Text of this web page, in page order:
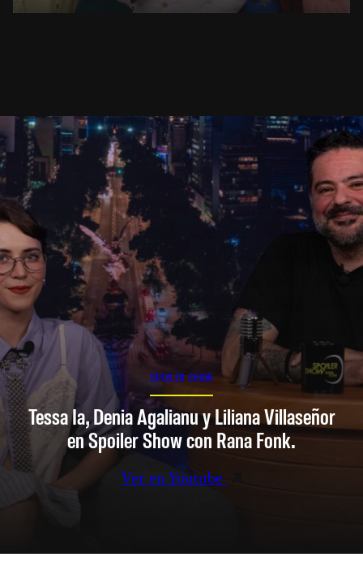
SPOILER SHOW
Tessa Ia, Denia Agalianu y Liliana Villaseñor
en Spoiler Show con Rana Fonk.
Ver en Youtube